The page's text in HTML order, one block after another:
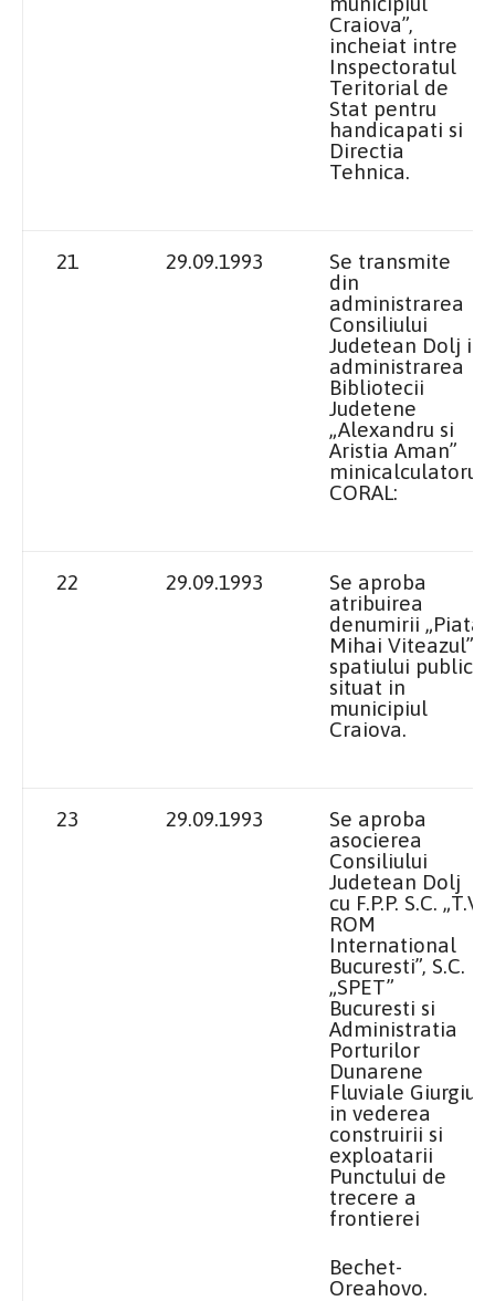
Craiova”,
incheiat intre
Inspectoratul
Teritorial de
Stat pentru
handicapati si
Directia
Tehnica.
21 29.09.1993
Se transmite
din
administrarea
Consiliului
Judetean Dolj in
administrarea
Bibliotecii
Judetene
„Alexandru si
Aristia Aman”
minicalculatorul
CORAL:
22 29.09.1993
Se aproba
atribuirea
denumirii „Piata
Mihai Viteazul”
spatiului public,
situat in
municipiul
Craiova.
23 29.09.1993
Se aproba
asocierea
Consiliului
Judetean Dolj
cu F.P.P. S.C. „T.V.
ROM
International
Bucuresti”, S.C.
„SPET”
Bucuresti si
Administratia
Porturilor
Dunarene
Fluviale Giurgiu,
in vederea
construirii si
exploatarii
Punctului de
trecere a
frontierei
Bechet-
Oreahovo.